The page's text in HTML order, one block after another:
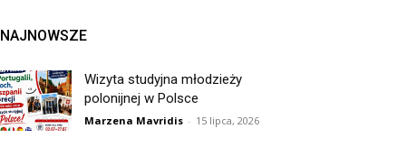
NAJNOWSZE
Wizyta studyjna młodzieży
polonijnej w Polsce
Marzena Mavridis - 15 lipca, 2026